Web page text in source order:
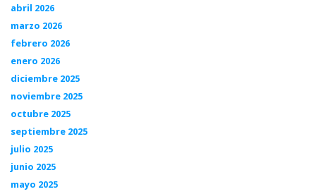
abril 2026
marzo 2026
febrero 2026
enero 2026
diciembre 2025
noviembre 2025
octubre 2025
septiembre 2025
julio 2025
junio 2025
mayo 2025